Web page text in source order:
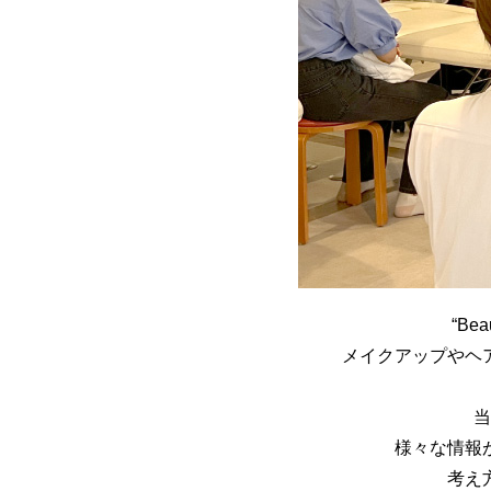
メイクアップや
様々な情報
考え